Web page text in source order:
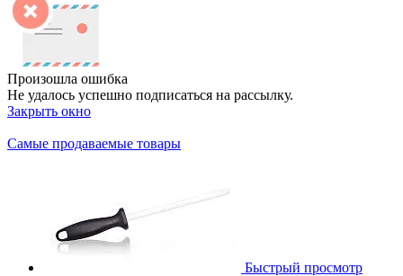
Произошла ошибка
Не удалось успешно подписаться на рассылку.
Закрыть окно
Самые продаваемые товары
Быстрый просмотр